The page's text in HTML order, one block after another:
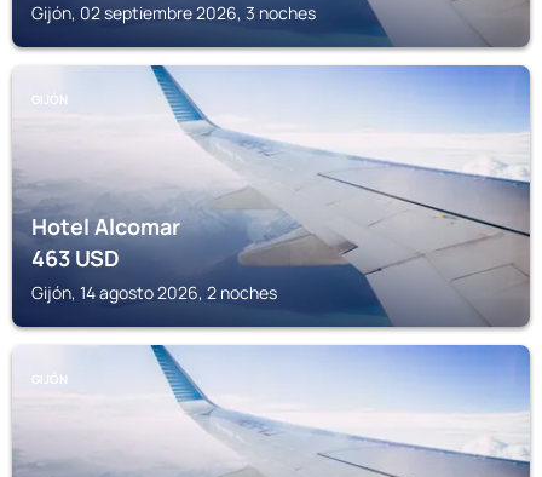
Gijón, 02 septiembre 2026, 3 noches
GIJÓN
Hotel Alcomar
463USD
Gijón, 14 agosto 2026, 2 noches
GIJÓN